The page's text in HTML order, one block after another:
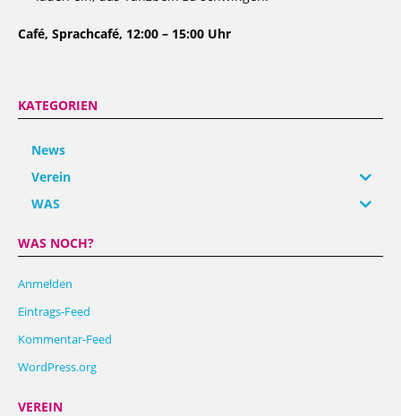
Café, Sprachcafé, 12:00 – 15:00 Uhr
KATEGORIEN
News
Verein
WAS
WAS NOCH?
Anmelden
Eintrags-Feed
Kommentar-Feed
WordPress.org
VEREIN